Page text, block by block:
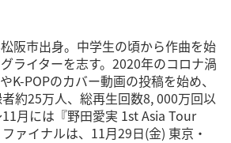
阪市出身。中学生の頃から作曲を始
ライターを志す。2020年のコロナ渦
K-POPのカバー動画の投稿を始め、
約25万人、総再生回数8, 000万回以
月には『野田愛実 1st Asia Tour
ァイナルは、11月29日(金) 東京・